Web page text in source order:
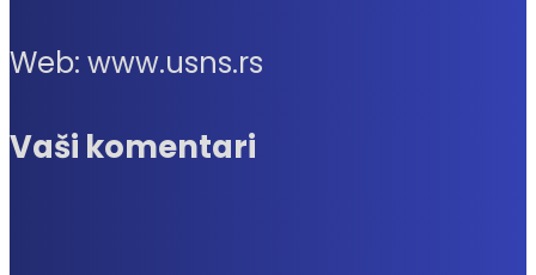
Web: www.usns.rs
Vaši komentari